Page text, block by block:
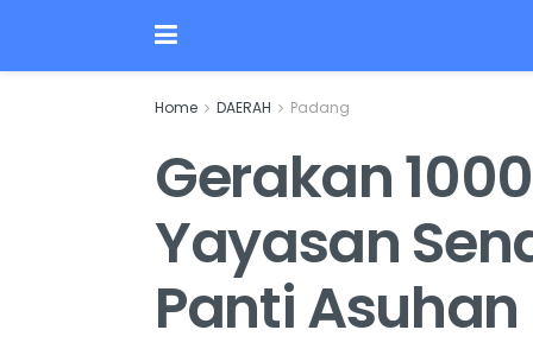
Home DAERAH Padang
Gerakan
Yayasan
Panti